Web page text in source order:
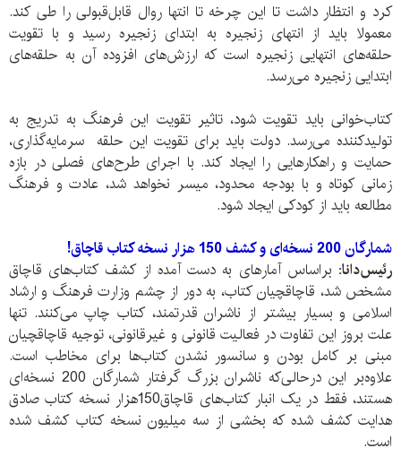
کرد و انتظار داشت تا این چرخه تا انتها روال قابل‌قبولی را طی کند.
معمولا باید از انتهای زنجیره به ابتدای زنجیره رسید و با تقویت
حلقه‌های انتهایی زنجیره است که ارزش‌های افزوده آن به حلقه‌های
ابتدایی زنجیره می‌رسد.
کتاب‌خوانی باید تقویت شود، تاثیر تقویت این فرهنگ به تدریج به
تولید‌کننده می‌رسد. دولت باید برای تقویت این حلقه سرمایه‌گذاری،
حمایت و راهکار‌هایی را ایجاد کند. با اجرای طرح‌های فصلی در بازه
زمانی کوتاه و با بودجه محدود، میسر نخواهد شد، عادت و فرهنگ
مطالعه باید از کودکی ایجاد شود.
شمارگان 200 نسخه‌ای و کشف 150 هزار نسخه کتاب قاچاق!
رئیس‌دانا: براساس آمار‌های به دست آمده از کشف کتاب‌های قاچاق
مشخص شد، قاچاقچیان کتاب، به دور از چشم وزارت فرهنگ و ارشاد
اسلامی و بسیار بیشتر از ناشران قدرتمند، کتاب چاپ می‌کنند. تنها
علت بروز این تفاوت در فعالیت قانونی و غیر‌‌قانونی، توجیه قاچاقچیان
مبنی بر کامل بودن و سانسور نشدن کتاب‌ها برای مخاطب است.
علاوه‌بر این در‌‌حالی‌که ناشران بزرگ گرفتار شمارگان 200 نسخه‌ای
هستند، فقط در یک انبار کتاب‌های قاچاق150هزار نسخه کتاب صادق
هدایت کشف شده که بخشی از سه میلیون نسخه کتاب کشف شده
است.